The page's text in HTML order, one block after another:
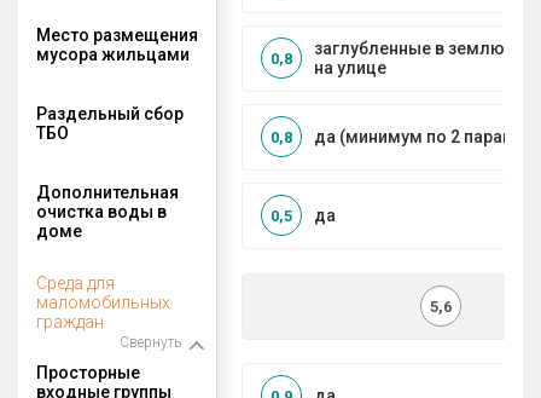
Место размещения
мусора жильцами
заглубленные в землю
на улице
0,8
Раздельный сбор
ТБО
да (минимум по 2
0,8
Дополнительная
очистка воды в
доме
да
0,5
Среда для
маломобильных
граждан
Свернуть
5,6
Просторные
входные группы